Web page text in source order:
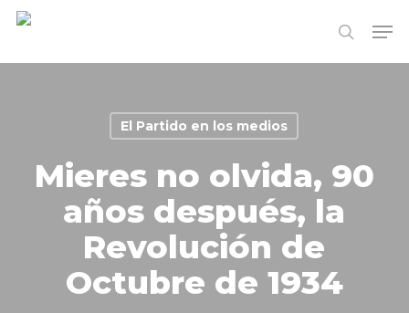
Skip
search
El Partido en los medios
Mieres no olvida, 90
años después, la
Revolución de
Octubre de 1934